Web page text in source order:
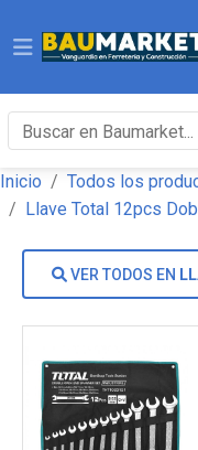
Inicio Todos los
Llave Total 12pcs
VER TODOS EN